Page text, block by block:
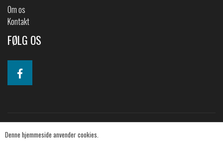
Denne hjemmeside anvender cookies.
Om os
Kontakt
FØLG OS
© 2019 2CV-shoppen. All Rights Reserved.